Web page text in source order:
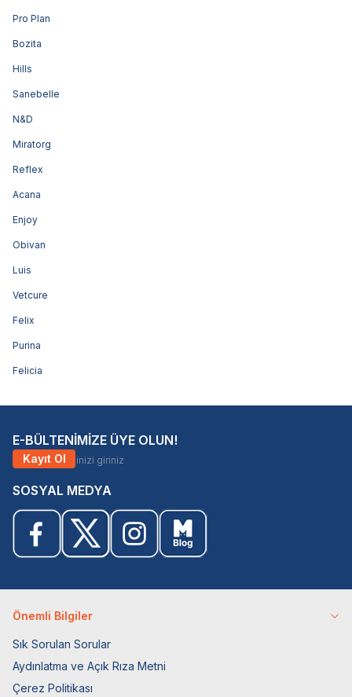
Pro Plan
Bozita
Hills
Sanebelle
N&D
Miratorg
Reflex
Acana
Enjoy
Obivan
Luis
Vetcure
Felix
Purina
Felicia
E-BÜLTENİMİZE ÜYE OLUN!
Kayıt Ol
SOSYAL MEDYA
Önemli Bilgiler
Sık Sorulan Sorular
Aydınlatma ve Açık Rıza Metni
Çerez Politikası